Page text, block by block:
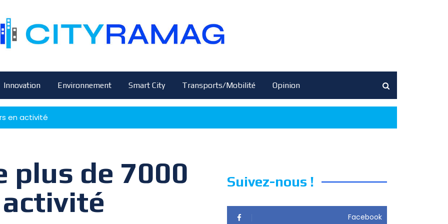
Innovation Environnement Smart City Transports/Mobilité Opinion
en activité
plus de 7000
Suivez-nous !
Facebook